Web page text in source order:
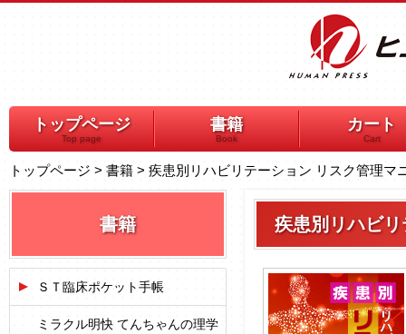
トップページ
Top page
書籍
Book
カート
Cart
トップページ > 書籍 > 疾患別リハビリテーション リスク管理マ
疾患別リハビ
書籍
ＳＴ臨床ポケット手帳
ミラクル明快 てんちゃんの理学